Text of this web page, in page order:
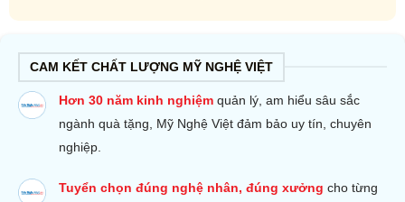
CAM KẾT CHẤT LƯỢNG MỸ NGHỆ VIỆT
Hơn 30 năm kinh nghiệm quản lý, am hiểu sâu sắc
ngành quà tặng, Mỹ Nghệ Việt đảm bảo uy tín, chuyên
nghiệp.
Tuyển chọn đúng nghệ nhân, đúng xưởngcho từng